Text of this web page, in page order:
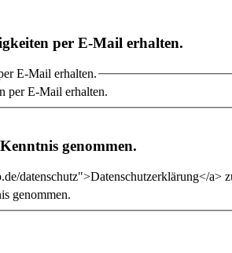
per E-Mail erhalten.
E-Mail erhalten.
per E-Mail erhalten.
genommen.
datenschutz">Datenschutzerklärung</a>
genommen.